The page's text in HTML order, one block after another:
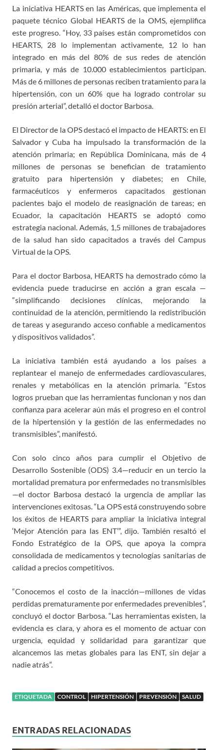
La iniciativa HEARTS en las Américas, que implementa el
paquete técnico Global HEARTS de la OMS, ejemplifica
este progreso. “Hoy, 33 países están comprometidos con
HEARTS, 28 lo implementan activamente, 12 lo han
integrado en más del 80% de sus redes de atención
primaria, y más de 10.000 establecimientos participan.
Más de 6 millones de personas reciben tratamiento para la
hipertensión, con un 60% que ha logrado controlar su
presión arterial”, detalló el doctor Barbosa.
El Director de la OPS destacó el impacto de HEARTS: en El
Salvador y Cuba ha impulsado la transformación de la
atención primaria; en República Dominicana, más de 4
millones de personas se benefician de tratamiento
gratuito para hipertensión y diabetes; en Chile,
farmacéuticos y enfermeros capacitados gestionan
pacientes bajo el modelo de reasignación de tareas; en
Ecuador, la capacitación HEARTS se adoptó como
estrategia nacional. Además, 1,5 millones de trabajadores
de la salud han sido capacitados a través del Campus
Virtual de la OPS.
Para el doctor Barbosa, HEARTS ha demostrado cómo la
evidencia puede traducirse en acción a gran escala —
“simplificando decisiones clínicas, mejorando la
continuidad de la atención, permitiendo la redistribución
de tareas y asegurando acceso confiable a medicamentos
y dispositivos validados”.
La iniciativa también está ayudando a los países a
replantear el manejo de enfermedades cardiovasculares,
renales y metabólicas en la atención primaria. “Estos
logros prueban que las herramientas funcionan y nos dan
confianza para acelerar aún más el progreso en el control
de la hipertensión y la gestión de las enfermedades no
transmisibles”, manifestó.
Con solo cinco años para cumplir el Objetivo de
Desarrollo Sostenible (ODS) 3.4—reducir en un tercio la
mortalidad prematura por enfermedades no transmisibles
—el doctor Barbosa destacó la urgencia de ampliar las
intervenciones exitosas. “La OPS está construyendo sobre
los éxitos de HEARTS para ampliar la iniciativa integral
‘Mejor Atención para las ENT’”, dijo. También resaltó el
Fondo Estratégico de la OPS, que apoya la compra
consolidada de medicamentos y tecnologías sanitarias de
calidad a precios competitivos.
“Conocemos el costo de la inacción—millones de vidas
perdidas prematuramente por enfermedades prevenibles”,
concluyó el doctor Barbosa. “Las herramientas existen, la
evidencia es clara, y ahora es el momento de actuar con
urgencia, equidad y solidaridad para garantizar que
alcancemos las metas globales para las ENT, sin dejar a
nadie atrás”.
ETIQUETADA CONTROL HIPERTENSIÓN PREVENSIÓN SALUD
ENTRADAS RELACIONADAS